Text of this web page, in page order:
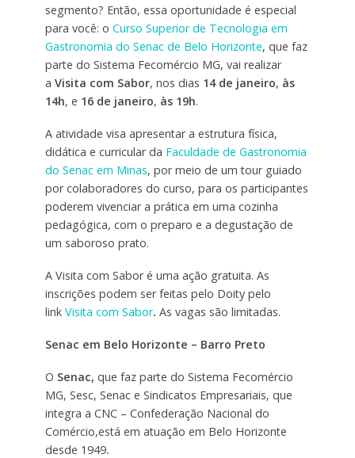
segmento? Então, essa oportunidade é especial
para você: o Curso Superior de Tecnologia em
Gastronomia do Senac de Belo Horizonte, que faz
parte do Sistema Fecomércio MG, vai realizar
a Visita com Sabor, nos dias 14 de janeiro, às
14h, e 16 de janeiro, às 19h.
A atividade visa apresentar a estrutura física,
didática e curricular da Faculdade de Gastronomia
do Senac em Minas, por meio de um tour guiado
por colaboradores do curso, para os participantes
poderem vivenciar a prática em uma cozinha
pedagógica, com o preparo e a degustação de
um saboroso prato.
A Visita com Sabor é uma ação gratuita. As
inscrições podem ser feitas pelo Doity pelo
link Visita com Sabor. As vagas são limitadas.
Senac em Belo Horizonte – Barro Preto
O Senac, que faz parte do Sistema Fecomércio
MG, Sesc, Senac e Sindicatos Empresariais, que
integra a CNC – Confederação Nacional do
Comércio,está em atuação em Belo Horizonte
desde 1949.